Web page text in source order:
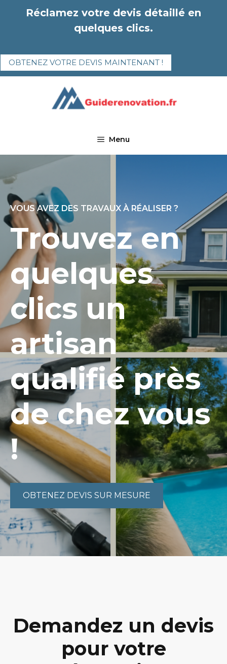
Réclamez votre devis détaillé en
quelques clics.
OBTENEZ VOTRE DEVIS MAINTENANT !
Menu
VOUS AVEZ DES TRAVAUX À RÉALISER ?
Trouvez en
quelques
clics un
artisan
qualifié près
de chez vous
!​
OBTENEZ DEVIS SUR MESURE
Demandez un devis
pour votre